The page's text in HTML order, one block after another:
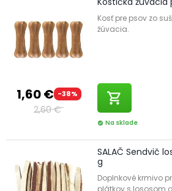
1,60 € -38%
2,60 €
Kosť pre psov zo
žúvacia.
shopping_cart
check_circle Na sklade
SALAČ Sendvič
g
Doplnkové krmivo
plátkov s lososom